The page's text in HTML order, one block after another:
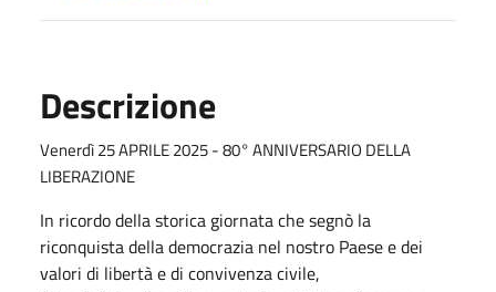
Descrizione
Venerdì 25 APRILE 2025 - 80° ANNIVERSARIO DELLA
LIBERAZIONE
In ricordo della storica giornata che segnò la
riconquista della democrazia nel nostro Paese e dei
valori di libertà e di convivenza civile,